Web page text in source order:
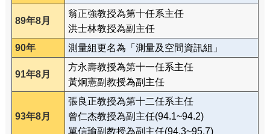
89年8月
翁正強教授為第十任系主任
洪士林教授為副主任
90年
測量組更名為「測量及空間資訊組」
91年8月
方永壽教授為第十一任系主任
黃炯憲副教授為副主任
93年8月
張良正教授為第十二任系主任
曾仁杰教授為副主任(94.1~94.2)
單信瑜副教授為副主任(94.3~95.7)